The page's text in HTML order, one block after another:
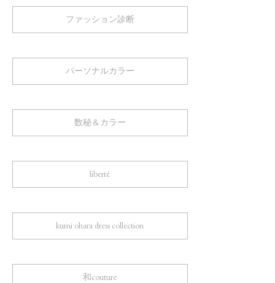
ファッション診断
パーソナルカラー
数秘＆カラー
liberté
kumi ohara dress collection
和couture